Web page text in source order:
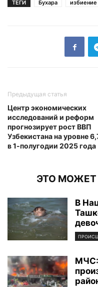
ТЕГИ Бухара избиение
Предыдущая статья
Центр экономических
исследований и реформ
прогнозирует рост ВВП
Узбекистана на уровне
в 1-полугодии 2025 года
ЭТО МОЖЕТ
В
МЧС: